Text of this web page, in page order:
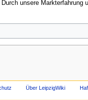
unsere
Über LeipzigWiki